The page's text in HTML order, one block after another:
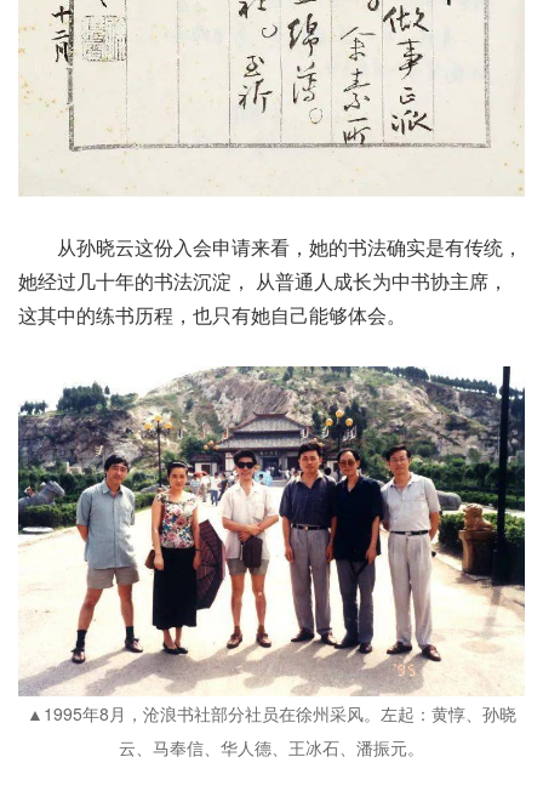
从孙晓云这份入会申请来看，她的书法确实是有传统，
她经过几十年的书法沉淀， 从普通人成长为中书协主席，
这其中的练书历程，也只有她自己能够体会。
▲1995年8月，沧浪书社部分社员在徐州采风。左起：黄惇、孙晓
云、马奉信、华人德、王冰石、潘振元。